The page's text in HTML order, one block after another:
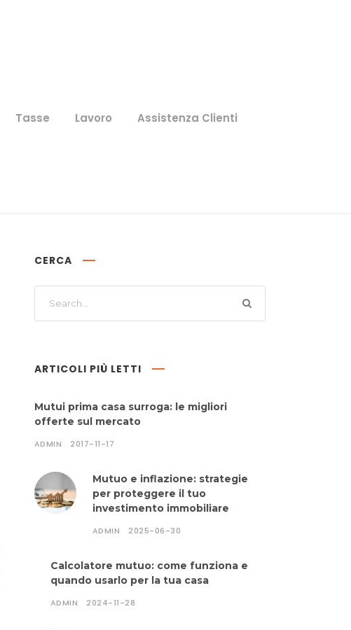
Tasse Lavoro Assistenza Clienti
CERCA
ARTICOLI PIÙ LETTI
Mutui prima casa surroga: le migliori
offerte sul mercato
ADMIN 2017-11-17
Mutuo e inflazione: strategie
per proteggere il tuo
investimento immobiliare
ADMIN 2025-06-30
Calcolatore mutuo: come funziona e
quando usarlo per la tua casa
ADMIN 2024-11-28